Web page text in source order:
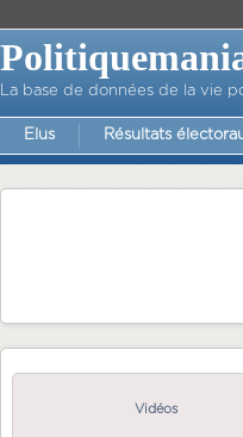
La base de données de la vie
Elus Résultats
Vidéos